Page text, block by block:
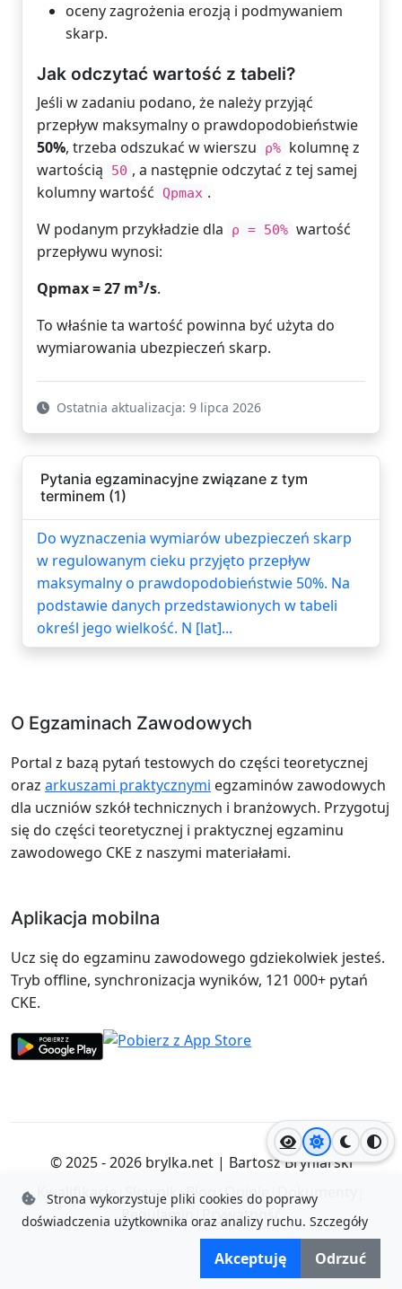
Jasny motyw
Ciemny
oceny zagrożenia erozją i podmywaniem
skarp.
Jak odczytać wartość z tabeli?
Jeśli w zadaniu podano, że należy przyjąć
przepływ maksymalny o prawdopodobieństwie
50%, trzeba odszukać w wierszu ρ% kolumnę z
wartością
50 , a następnie odczytać z tej samej
kolumny wartość Qpmax .
W podanym przykładzie dla
ρ = 50% wartość
przepływu wynosi:
Qpmax = 27 m³/s.
To właśnie ta wartość powinna być użyta do
wymiarowania ubezpieczeń skarp.
Ostatnia aktualizacja: 9 lipca 2026
Pytania egzaminacyjne związane z tym
terminem (1)
Do wyznaczenia wymiarów ubezpieczeń skarp
w regulowanym cieku przyjęto przepływ
maksymalny o prawdopodobieństwie 50%. Na
podstawie danych przedstawionych w tabeli
określ jego wielkość. N [lat]...
O Egzaminach Zawodowych
Portal z bazą pytań testowych do części teoretycznej
oraz arkuszami praktycznymi egzaminów zawodowych
dla uczniów szkół technicznych i branżowych. Przygotuj
się do części teoretycznej i praktycznej egzaminu
zawodowego CKE z naszymi materiałami.
Aplikacja mobilna
Ucz się do egzaminu zawodowego gdziekolwiek jesteś.
Tryb offline, synchronizacja wyników, 121 000+ pytań
CKE.
© 2025 - 2026 brylka.net| Bartosz Bryniarski
Kwalifikacje|Słownik|Blog|Opinie|Dokumenty
Regulamin|Prywatność
Strona wykorzystuje pliki cookies do poprawy
doświadczenia użytkownika oraz analizy ruchu. Szczegóły
Akceptuję Odrzuć